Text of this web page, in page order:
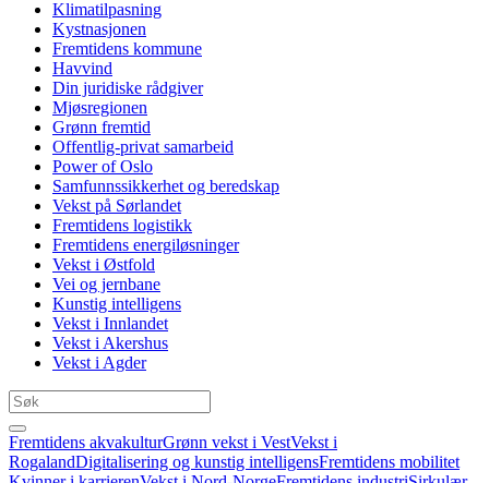
Klimatilpasning
Kystnasjonen
Fremtidens kommune
Havvind
Din juridiske rådgiver
Mjøsregionen
Grønn fremtid
Offentlig-privat samarbeid
Power of Oslo
Samfunnssikkerhet og beredskap
Vekst på Sørlandet
Fremtidens logistikk
Fremtidens energiløsninger
Vekst i Østfold
Vei og jernbane
Kunstig intelligens
Vekst i Innlandet
Vekst i Akershus
Vekst i Agder
Fremtidens akvakulturGrønn vekst i VestVekst i
RogalandDigitalisering og kunstig intelligensFremtidens mobilitet